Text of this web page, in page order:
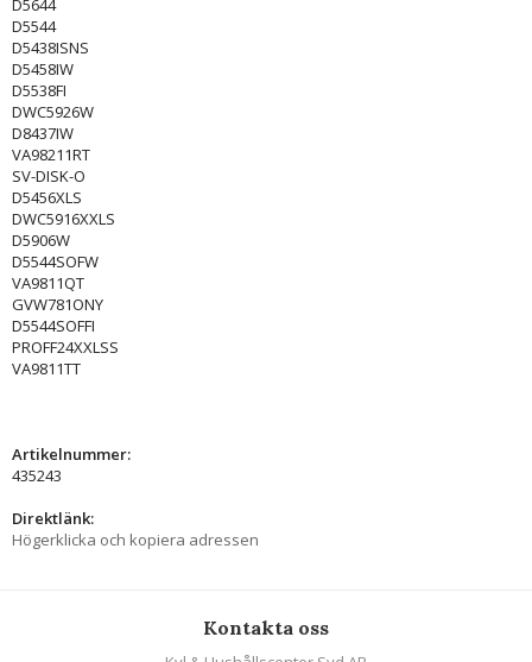
D5644
D5544
D5438ISNS
D5458IW
D5538FI
DWC5926W
D8437IW
VA98211RT
SV-DISK-O
D5456XLS
DWC5916XXLS
D5906W
D5544SOFW
VA9811QT
GVW781ONY
D5544SOFFI
PROFF24XXLSS
VA9811TT
Artikelnummer:
435243
Direktlänk:
Högerklicka och kopiera adressen
Kontakta oss